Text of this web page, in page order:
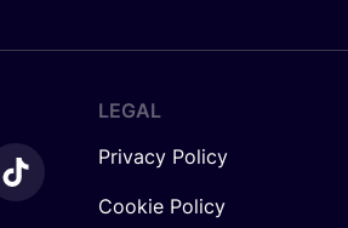
LEGAL
Privacy Policy
Cookie Policy